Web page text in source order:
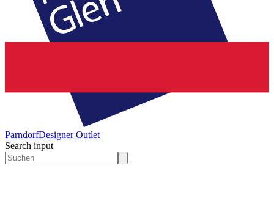
ParndorfDesigner Outlet
Search input